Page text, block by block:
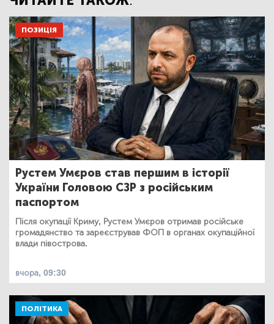
ПОЗИЦІЯ
Рустем Умєров став першим в історії
України Головою СЗР з російським
паспортом
Після окупації Криму, Рустем Умєров отримав російське
громадянство та зареєстрував ФОП в органах окупаційної
влади півострова.
вчора, 09:30
ПОЛІТИКА